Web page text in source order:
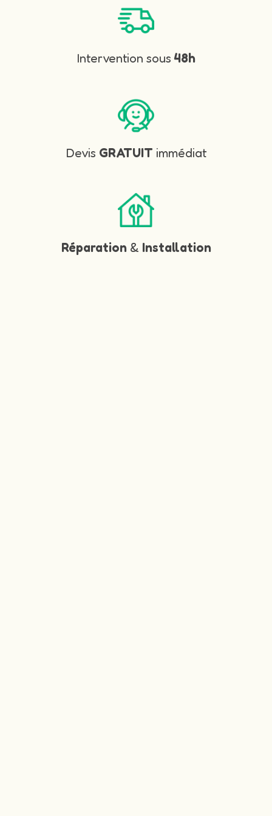
Intervention sous 48h
Devis GRATUIT immédiat
Réparation & Installation